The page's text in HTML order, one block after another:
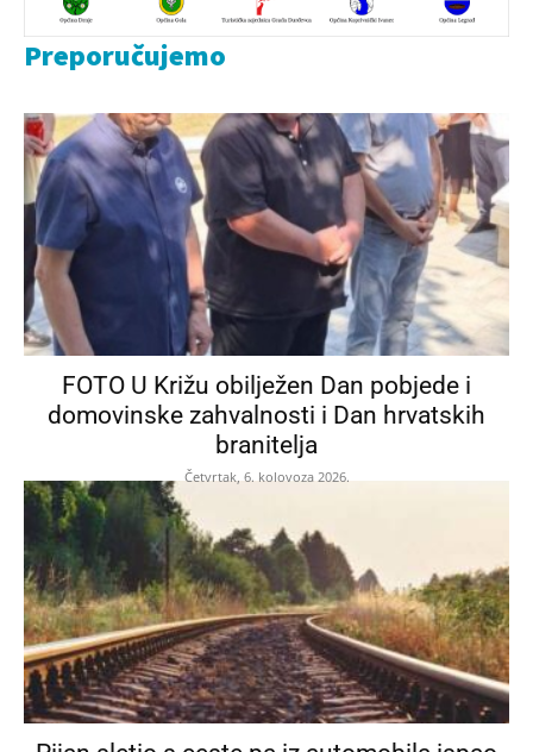
Preporučujemo
FOTO U Križu obilježen Dan pobjede i
domovinske zahvalnosti i Dan hrvatskih
branitelja
Četvrtak, 6. kolovoza 2026.